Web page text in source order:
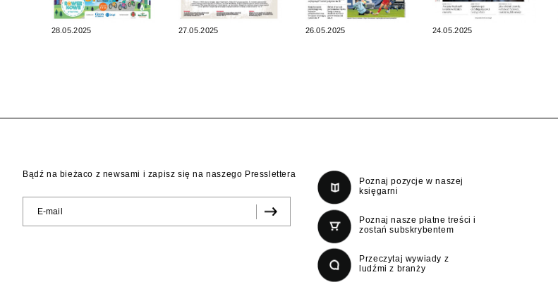
28.05.2025 27.05.2025 26.05.2025 24.05.2025
Bądź na bieżaco z newsami i zapisz się na naszego Presslettera
Poznaj pozycje w naszej
księgarni
Poznaj nasze płatne treści i
zostań subskrybentem
Przeczytaj wywiady z
ludźmi z branży